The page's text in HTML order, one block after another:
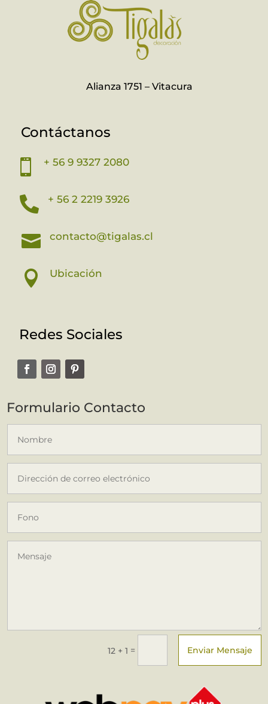
Alianza 1751 – Vitacura
Contáctanos
 + 56 9 9327 2080
 + 56 2 2219 3926
 contacto@tigalas.cl
 Ubicación
Redes Sociales
Formulario Contacto
12 + 1 = Enviar Mensaje